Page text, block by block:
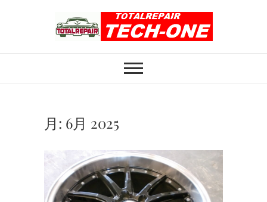
ホイール修理のト
ータルリペアテッ
月: 6月 2025